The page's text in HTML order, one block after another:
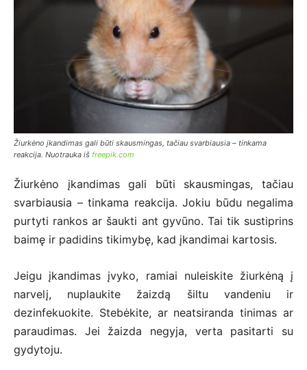
Žiurkėno įkandimas gali būti skausmingas, tačiau svarbiausia – tinkama
reakcija. Nuotrauka iš freepik.com
Žiurkėno įkandimas gali būti skausmingas, tačiau
svarbiausia – tinkama reakcija. Jokiu būdu negalima
purtyti rankos ar šaukti ant gyvūno. Tai tik sustiprins
baimę ir padidins tikimybę, kad įkandimai kartosis.
Jeigu įkandimas įvyko, ramiai nuleiskite žiurkėną į
narvelį, nuplaukite žaizdą šiltu vandeniu ir
dezinfekuokite. Stebėkite, ar neatsiranda tinimas ar
paraudimas. Jei žaizda negyja, verta pasitarti su
gydytoju.